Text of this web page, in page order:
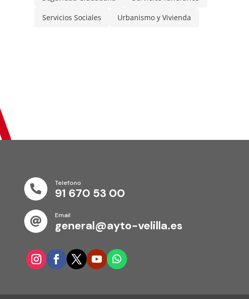
Servicios Sociales Urbanismo y Vivienda

Telefono
91 670 53 00

Email
general@ayto-velilla.es